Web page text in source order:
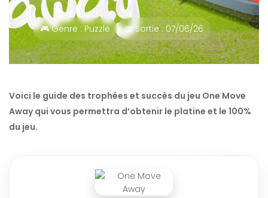
🎮 Genre : Puzzle 📅 Sortie : 07/06/26
Voici le guide des trophées et succès du jeu One Move
Away qui vous permettra d’obtenir le platine et le 100%
du jeu.